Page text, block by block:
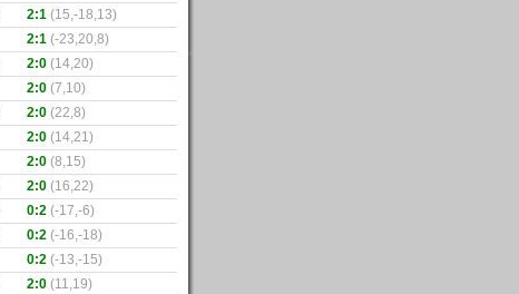
2:1 (15,-18,13)
2:1 (-23,20,8)
2:0 (14,20)
2:0 (7,10)
2:0 (22,8)
2:0 (14,21)
2:0 (8,15)
2:0 (16,22)
0:2 (-17,-6)
0:2 (-16,-18)
0:2 (-13,-15)
2:0 (11,19)